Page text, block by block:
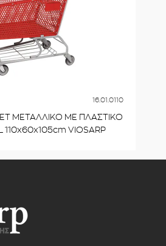
16.01.0110
ΜΕΤΑΛΛΙΚΟ ΜΕ ΠΛΑΣΤΙΚΟ
110x60x105cm VIOSARP